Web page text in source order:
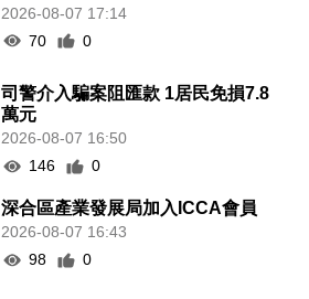
2026-08-07 17:14
70
0
司警介入騙案阻匯款 1居民免損7.8
萬元
2026-08-07 16:50
146
0
深合區產業發展局加入ICCA會員
2026-08-07 16:43
98
0